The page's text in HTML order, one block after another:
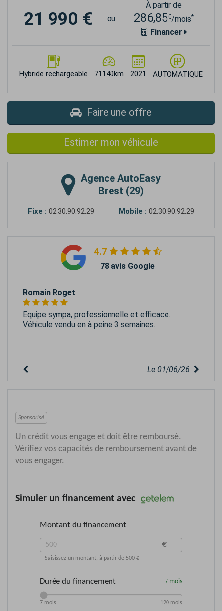
Hybride rechargeable 71140km 2021 AUTOMATIQUE
21 990 € ou
À partir de
286,85€/mois*
Financer
Faire une offre
Estimer mon véhicule
Agence AutoEasy
Brest (29)
Fixe : 02.30.90.92.29 Mobile : 02.30.90.92.29
4.7
78 avis Google
Romain Roget
Equipe sympa, professionnelle et efficace.
Véhicule vendu en à peine 3 semaines.
Le 01/06/26